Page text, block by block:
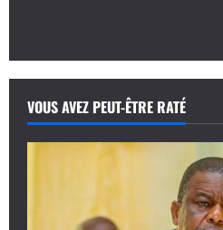
g
a
t
VOUS AVEZ PEUT-ÊTRE RATÉ